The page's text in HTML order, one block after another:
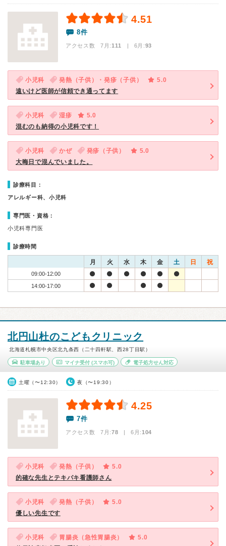
4.51
8件
アクセス数 7月:111 | 6月:93
小児科 発熱（子供）・発疹（子供）
5.0
遠いけど医師が信頼でき通ってます
小児科 湿疹
5.0
混むのも納得の小児科です！
小児科 かぜ 発疹（子供）
5.0
大晦日で混んでいました。
診療科目：
アレルギー科、小児科
専門医・資格：
小児科専門医
診療時間
月 火 水 木 金 土 日 祝
09:00-12:00
14:00-17:00
北円山杜のこどもクリニック
北海道札幌市中央区北九条西（二十四軒駅、西28丁目駅）
駐車場あり マイナ受付(スマホ可) 電子処方せん対応
土曜（〜12:30） 夜（〜19:30）
4.25
7件
アクセス数 7月:78 | 6月:104
小児科 発熱（子供）
5.0
的確な先生とテキパキ看護師さん
小児科 発熱（子供）
5.0
優しい先生です
小児科 胃腸炎（急性胃腸炎）
5.0